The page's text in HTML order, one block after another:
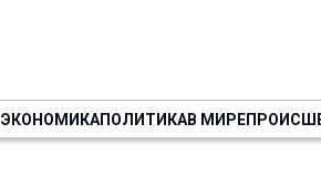
ЭКОНОМИКАПОЛИТИКАВ МИРЕ